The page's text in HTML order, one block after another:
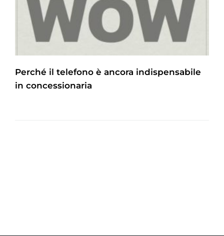
Perché il telefono è ancora indispensabile
in concessionaria